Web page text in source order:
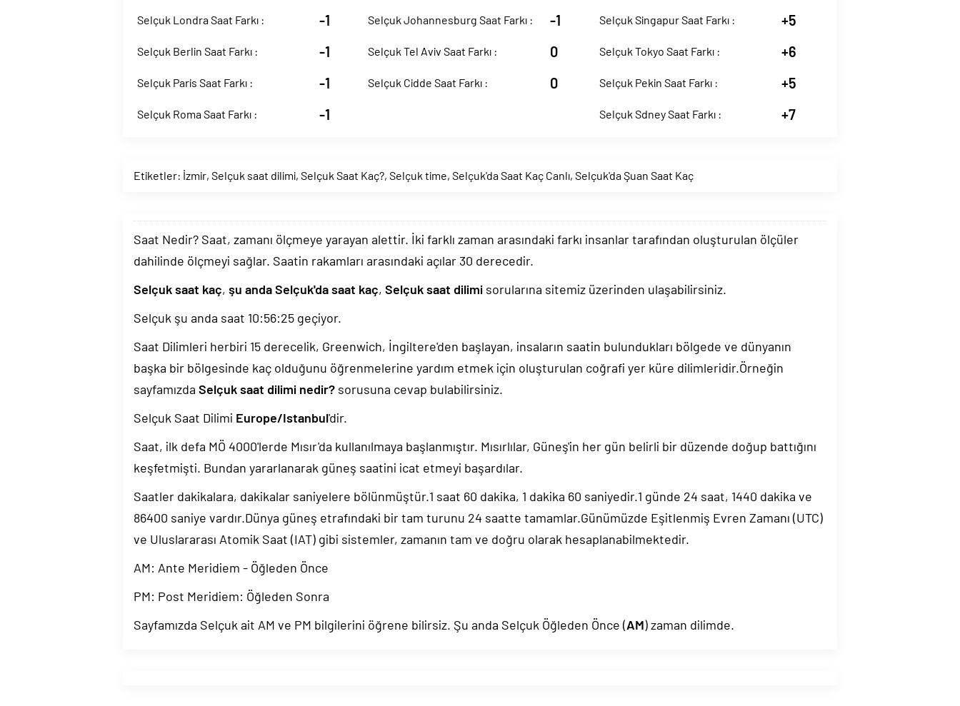
Selçuk Londra Saat Farkı : -1
Selçuk Berlin Saat Farkı : -1
Selçuk Paris Saat Farkı : -1
Selçuk Roma Saat Farkı : -1
Selçuk Johannesburg Saat Farkı : -1
Selçuk Tel Aviv Saat Farkı : 0
Selçuk Cidde Saat Farkı : 0
Selçuk Singapur Saat Farkı : +5
Selçuk Tokyo Saat Farkı : +6
Selçuk Pekin Saat Farkı : +5
Selçuk Sdney Saat Farkı : +7
Etiketler: İzmir, Selçuk saat dilimi, Selçuk Saat Kaç?, Selçuk time, Selçuk'da Saat Kaç Canlı, Selçuk'da Şuan Saat Kaç
Saat Nedir? Saat, zamanı ölçmeye yarayan alettir. İki farklı zaman arasındaki farkı insanlar tarafından oluşturulan ölçüler
dahilinde ölçmeyi sağlar. Saatin rakamları arasındaki açılar 30 derecedir.
Selçuk saat kaç, şu anda Selçuk'da saat kaç, Selçuk saat dilimi sorularına sitemiz üzerinden ulaşabilirsiniz.
Selçuk şu anda saat 10:56:26 geçiyor.
Saat Dilimleri herbiri 15 derecelik, Greenwich, İngiltere'den başlayan, insaların saatin bulundukları bölgede ve dünyanın
başka bir bölgesinde kaç olduğunu öğrenmelerine yardım etmek için oluşturulan coğrafi yer küre dilimleridir.Örneğin
sayfamızda Selçuk saat dilimi nedir? sorusuna cevap bulabilirsiniz.
Selçuk Saat Dilimi Europe/Istanbul'dir.
Saat, ilk defa MÖ 4000'lerde Mısır'da kullanılmaya başlanmıştır. Mısırlılar, Güneş'in her gün belirli bir düzende doğup battığını
keşfetmişti. Bundan yararlanarak güneş saatini icat etmeyi başardılar.
Saatler dakikalara, dakikalar saniyelere bölünmüştür.1 saat 60 dakika, 1 dakika 60 saniyedir.1 günde 24 saat, 1440 dakika ve
86400 saniye vardır.Dünya güneş etrafındaki bir tam turunu 24 saatte tamamlar.Günümüzde Eşitlenmiş Evren Zamanı (UTC)
ve Uluslararası Atomik Saat (IAT) gibi sistemler, zamanın tam ve doğru olarak hesaplanabilmektedir.
AM: Ante Meridiem - Öğleden Önce
PM: Post Meridiem: Öğleden Sonra
Sayfamızda Selçuk ait AM ve PM bilgilerini öğrene bilirsiz. Şu anda Selçuk Öğleden Önce (AM) zaman dilimde.